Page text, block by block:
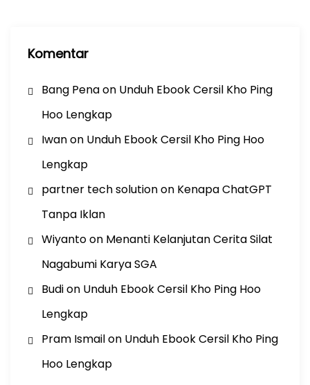
Komentar
Bang Penaon Unduh Ebook Cersil Kho Ping
Hoo Lengkap
Iwanon Unduh Ebook Cersil Kho Ping Hoo
Lengkap
partner tech solutionon Kenapa ChatGPT
Tanpa Iklan
Wiyantoon Menanti Kelanjutan Cerita Silat
Nagabumi Karya SGA
Budion Unduh Ebook Cersil Kho Ping Hoo
Lengkap
Pram Ismailon Unduh Ebook Cersil Kho Ping
Hoo Lengkap